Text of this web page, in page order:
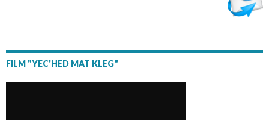
FILM "YEC'HED MAT KLEG"